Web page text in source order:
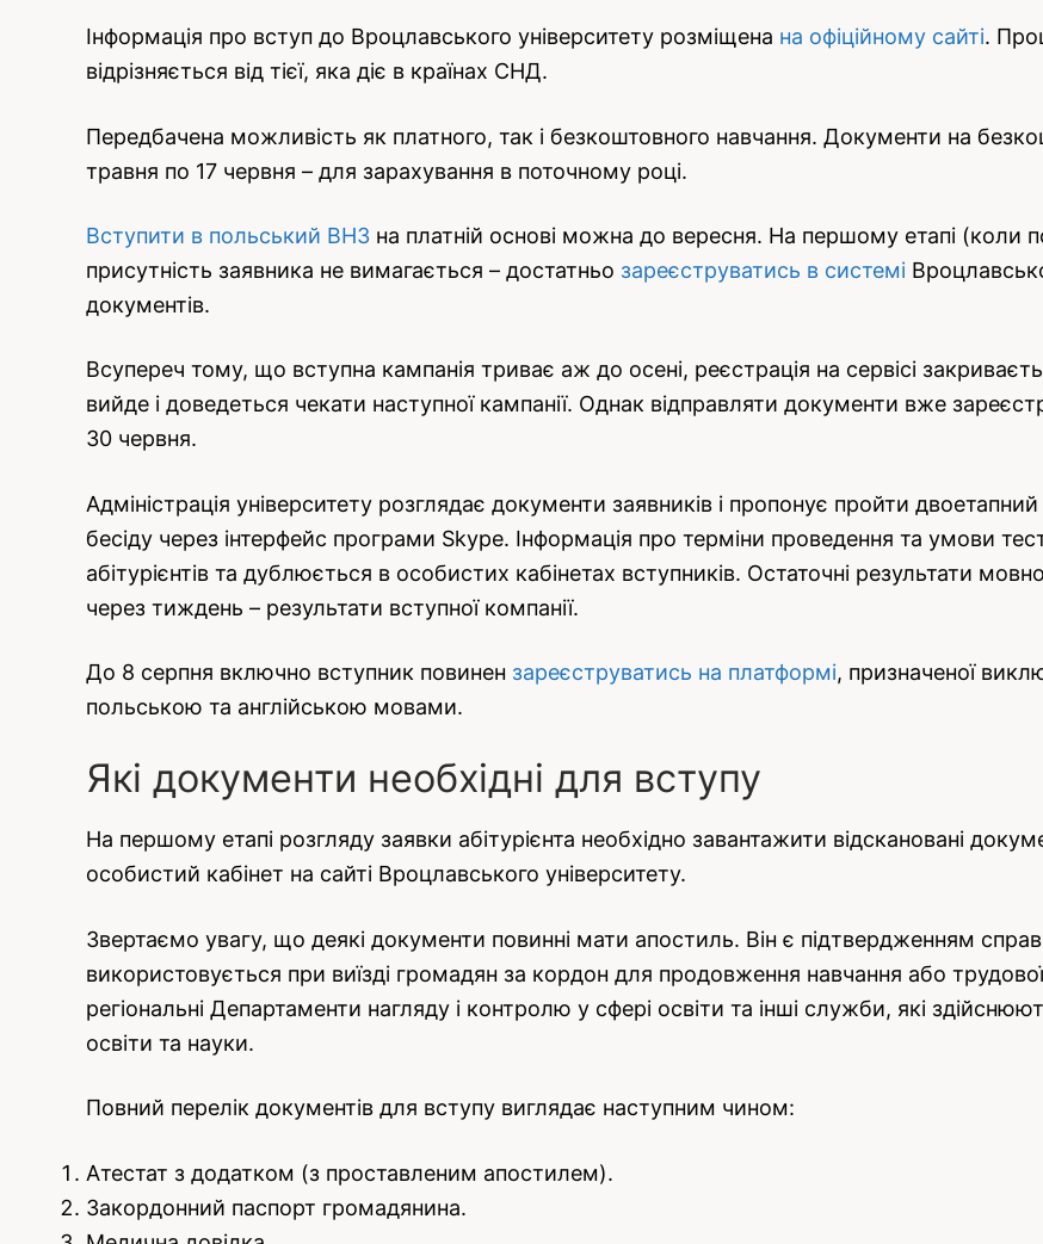
Інформація про вступ до Вроцлавського університету розміщена на офіційному сайті.
відрізняється від тієї, яка діє в країнах СНД.
Передбачена можливість як платного, так і безкоштовного навчання. Документи на
травня по 17 червня – для зарахування в поточному році.
Вступити в польський ВНЗ на платній основі можна до вересня. На першому етапі (коли
присутність заявника не вимагається – достатньо зареєструватись в системі
документів.
Всупереч тому, що вступна кампанія триває аж до осені, реєстрація на сервісі
вийде і доведеться чекати наступної кампанії. Однак відправляти документи вже
30 червня.
Адміністрація університету розглядає документи заявників і пропонує пройти
бесіду через інтерфейс програми Skype. Інформація про терміни проведення та умови
абітурієнтів та дублюється в особистих кабінетах вступників. Остаточні результати
через тиждень – результати вступної компанії.
До 8 серпня включно вступник повинен зареєструватись на платформі, призначеної
польською та англійською мовами.
Які документи необхідні для вступу
На першому етапі розгляду заявки абітурієнта необхідно завантажити відскановані
особистий кабінет на сайті Вроцлавського університету.
Звертаємо увагу, що деякі документи повинні мати апостиль. Він є підтвердженням
використовується при виїзді громадян за кордон для продовження навчання або
регіональні Департаменти нагляду і контролю у сфері освіти та інші служби, які
освіти та науки.
Повний перелік документів для вступу виглядає наступним чином:
Атестат з додатком (з проставленим апостилем).
Закордонний паспорт громадянина.